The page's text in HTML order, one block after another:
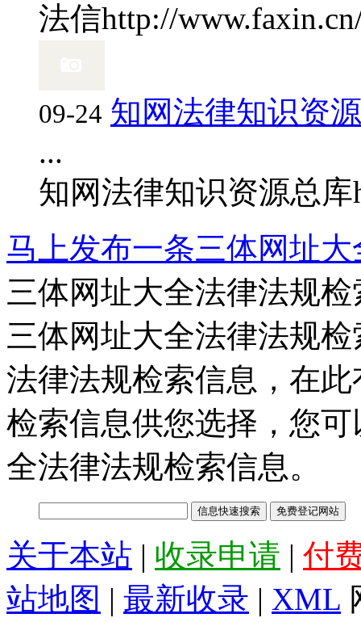
法信http://
09-24 知网法律知识资
...
知网法律知识资源总库
马上发布一条三体网址
三体网址大全法律法规
三体网址大全法律法规
法律法规检索信息，在
检索信息供您选择，您
全法律法规检索信息。
关于本站 | 收录申请 | 付
站地图 | 最新收录 | XML